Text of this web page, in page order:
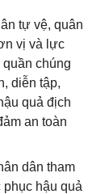
tự vệ, quân
vị và lực
chúng
diễn tập,
quả địch
an toàn
dân tham
hậu quả